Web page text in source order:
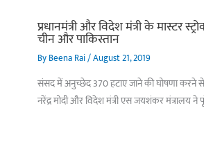
प्रधानमंत्री और विदेश मंत्री के मास्टर
चीन और पाकिस्तान
ByBeena Rai/August 21, 2019
संसद में अनुच्छेद 370 हटाए जाने की घोषणा करने से
नरेंद्र मोदी और विदेश मंत्री एस जयशंकर मंत्रालय